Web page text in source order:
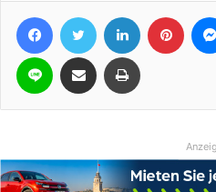
FacebookTwitter LinkedIn
Line Teile per E-Mail Drucken